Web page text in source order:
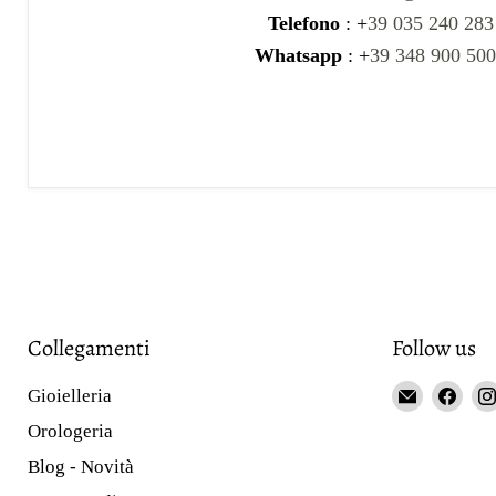
Telefono: +39 035 240 283
Whatsapp : +39 348 900
Collegamenti
Gioielleria
Orologeria
Blog - Novità
Follow us
EmailFind